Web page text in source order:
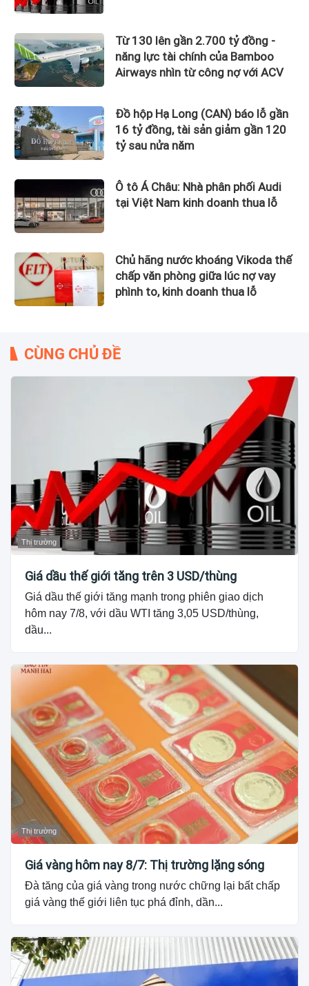
Từ 130 lên gần 2.700 tỷ đồng -
năng lực tài chính của Bamboo
Airways nhìn từ công nợ với ACV
Đồ hộp Hạ Long (CAN) báo lỗ gần
16 tỷ đồng, tài sản giảm gần 120
tỷ sau nửa năm
Ô tô Á Châu: Nhà phân phối Audi
tại Việt Nam kinh doanh thua lỗ
Chủ hãng nước khoáng Vikoda thế
chấp văn phòng giữa lúc nợ vay
phình to, kinh doanh thua lỗ
CÙNG CHỦ ĐỀ
Thị trường
Giá dầu thế giới tăng trên 3 USD/thùng
Giá dầu thế giới tăng mạnh trong phiên giao dịch
hôm nay 7/8, với dầu WTI tăng 3,05 USD/thùng,
dầu...
Thị trường
Giá vàng hôm nay 8/7: Thị trường lặng sóng
Đà tăng của giá vàng trong nước chững lại bất chấp
giá vàng thế giới liên tục phá đỉnh, dần...